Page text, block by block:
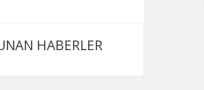
HABERLER